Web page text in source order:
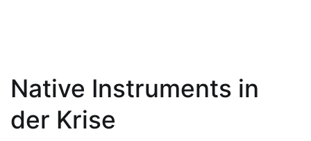
Native Instruments in
der Krise